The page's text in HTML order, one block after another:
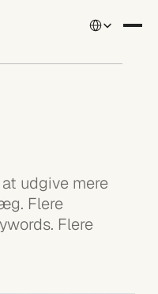
Select Language
udgive mere
Flere
Flere